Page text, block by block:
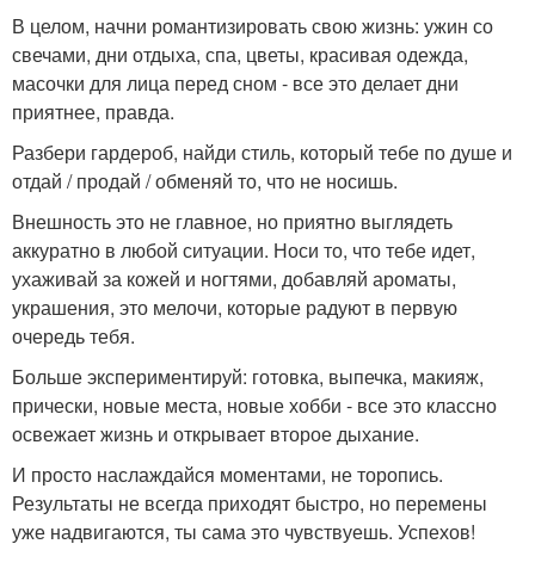
В целом, начни романтизировать свою жизнь: ужин со
свечами, дни отдыха, спа, цветы, красивая одежда,
масочки для лица перед сном - все это делает дни
приятнее, правда.
Разбери гардероб, найди стиль, который тебе по душе и
отдай / продай / обменяй то, что не носишь.
Внешность это не главное, но приятно выглядеть
аккуратно в любой ситуации. Носи то, что тебе идет,
ухаживай за кожей и ногтями, добавляй ароматы,
украшения, это мелочи, которые радуют в первую
очередь тебя.
Больше экспериментируй: готовка, выпечка, макияж,
прически, новые места, новые хобби - все это классно
освежает жизнь и открывает второе дыхание.
И просто наслаждайся моментами, не торопись.
Результаты не всегда приходят быстро, но перемены
уже надвигаются, ты сама это чувствуешь. Успехов!